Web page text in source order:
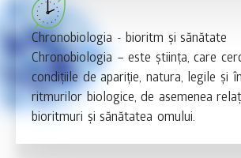
Chronobiologia - bioritm și sănătate
Chronobiologia – este știința, care
condițiile de apariție, natura, legile și
ritmurilor biologice, de asemenea
bioritmuri și sănătatea omului.